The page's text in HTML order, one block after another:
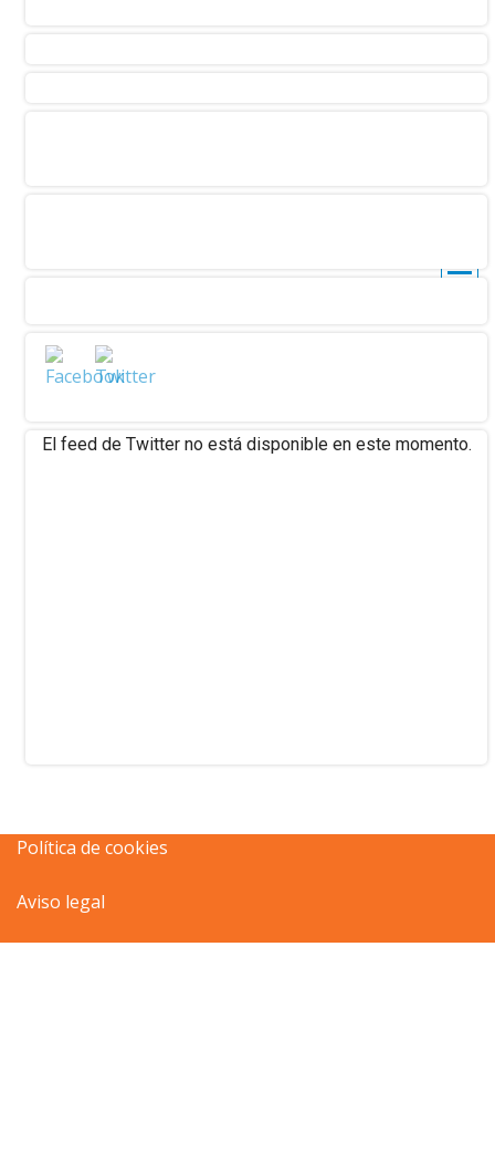
El feed de Twitter no está disponible en este momento.
Política de cookies
Aviso legal